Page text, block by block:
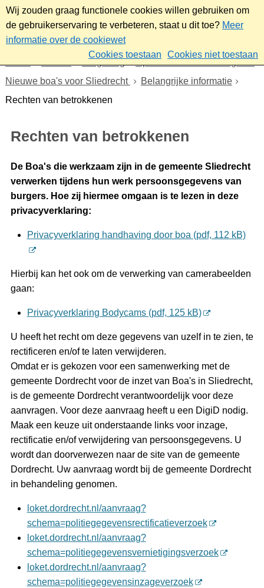
Wij zouden graag functionele cookies willen gebruiken om
de gebruikerservaring te verbeteren, staat u dit toe? Meer
informatie over de cookiewet
Cookies toestaan
Cookies niet toestaan
Omgeving
Openbare orde en veiligheid
Nieuwe boa's voor Sliedrecht
Belangrijke informatie
Rechten van betrokkenen
Rechten van betrokkenen
De Boa's die werkzaam zijn in de gemeente Sliedrecht
verwerken tijdens hun werk persoonsgegevens van
burgers. Hoe zij hiermee omgaan is te lezen in deze
privacyverklaring:
Privacyverklaring handhaving door boa (pdf, 112 kB)
Hierbij kan het ook om de verwerking van camerabeelden
gaan:
Privacyverklaring Bodycams (pdf, 125 kB)
U heeft het recht om deze gegevens van uzelf in te zien, te
rectificeren en/of te laten verwijderen.
Omdat er is gekozen voor een samenwerking met de
gemeente Dordrecht voor de inzet van Boa's in Sliedrecht,
is de gemeente Dordrecht verantwoordelijk voor deze
aanvragen. Voor deze aanvraag heeft u een DigiD nodig.
Maak een keuze uit onderstaande links voor inzage,
rectificatie en/of verwijdering van persoonsgegevens. U
wordt dan doorverwezen naar de site van de gemeente
Dordrecht. Uw aanvraag wordt bij de gemeente Dordrecht
in behandeling genomen.
loket.dordrecht.nl/aanvraag?
schema=politiegegevensrectificatieverzoek
loket.dordrecht.nl/aanvraag?
schema=politiegegevensvernietigingsverzoek
loket.dordrecht.nl/aanvraag?
schema=politiegegevensinzageverzoek